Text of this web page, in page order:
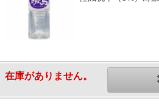
在庫がありません。